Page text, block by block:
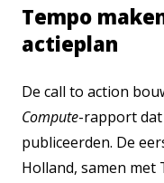
Tempo
actieplan
De call to action
Compute-rapport dat
publiceerden. De
Holland, samen met